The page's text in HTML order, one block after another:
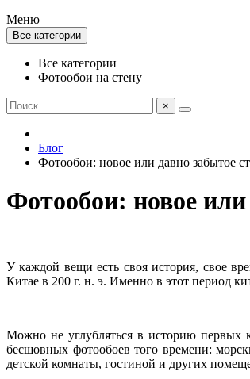
Меню
Все категории
Все категории
Фотообои на стену
×
Блог
Фотообои: новое или давно забытое
Фотообои: новое или
У каждой вещи есть своя история, свое
Китае в 200 г. н. э. Именно в этот период
Можно не углубляться в историю первых
бесшовных фотообоев того времени:
детской комнаты, гостиной и других